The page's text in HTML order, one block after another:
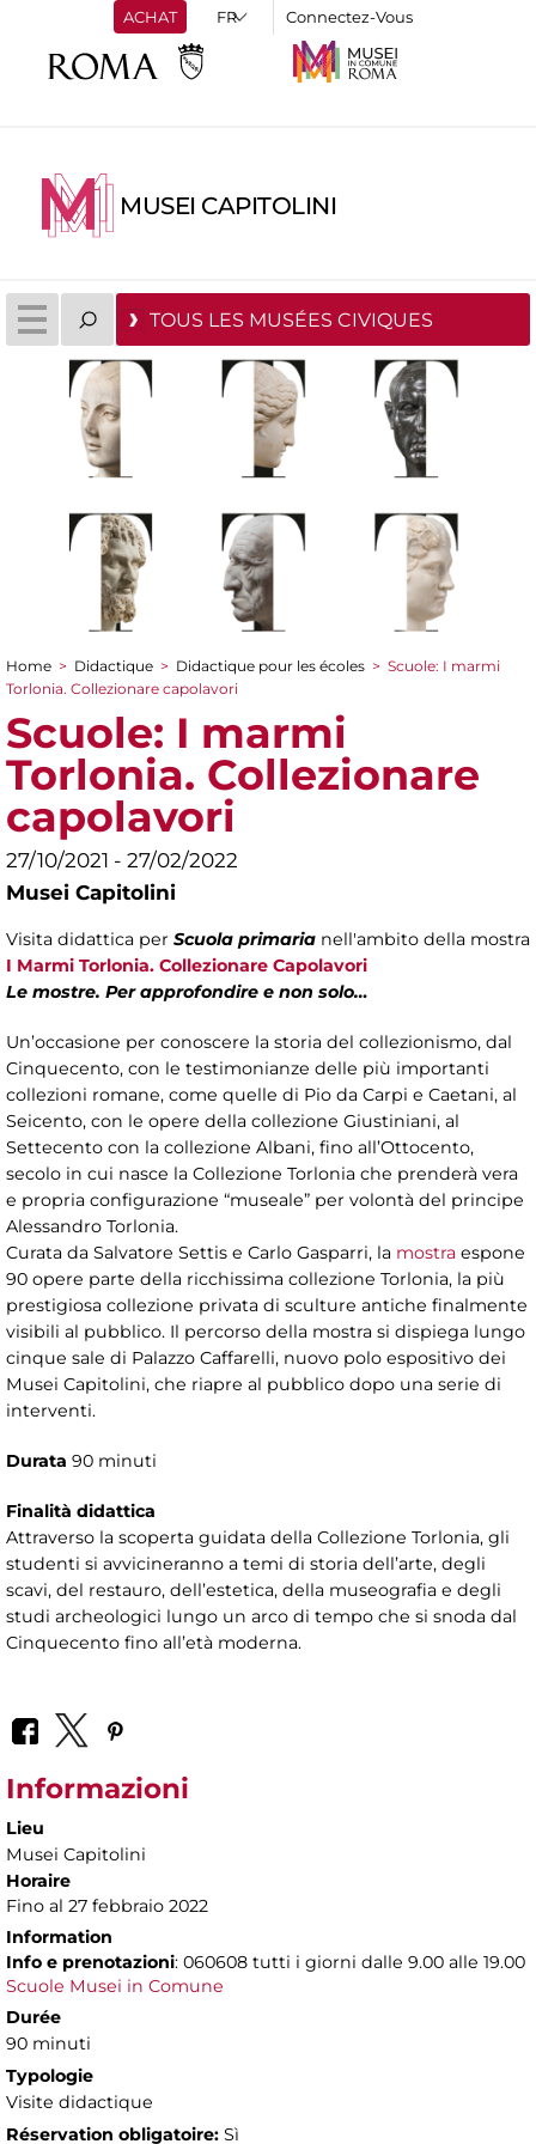
ACHAT Connectez-Vous
MUSEI CAPITOLINI
TOUS LES MUSÉES CIVIQUES
You are here
Home > Didactique > Didactique pour les écoles > Scuole: I marmi
Torlonia. Collezionare capolavori
Scuole: I marmi
Torlonia. Collezionare
capolavori
27/10/2021 - 27/02/2022
Musei Capitolini
Visita didattica per Scuola primaria nell'ambito della mostra
I Marmi Torlonia. Collezionare Capolavori
Le mostre. Per approfondire e non solo…
Un’occasione per conoscere la storia del collezionismo, dal
Cinquecento, con le testimonianze delle più importanti
collezioni romane, come quelle di Pio da Carpi e Caetani, al
Seicento, con le opere della collezione Giustiniani, al
Settecento con la collezione Albani, fino all’Ottocento,
secolo in cui nasce la Collezione Torlonia che prenderà vera
e propria configurazione “museale” per volontà del principe
Alessandro Torlonia.
Curata da Salvatore Settis e Carlo Gasparri, la mostra espone
90 opere parte della ricchissima collezione Torlonia, la più
prestigiosa collezione privata di sculture antiche finalmente
visibili al pubblico. Il percorso della mostra si dispiega lungo
cinque sale di Palazzo Caffarelli, nuovo polo espositivo dei
Musei Capitolini, che riapre al pubblico dopo una serie di
interventi.
Durata 90 minuti
Finalità didattica
Attraverso la scoperta guidata della Collezione Torlonia, gli
studenti si avvicineranno a temi di storia dell’arte, degli
scavi, del restauro, dell’estetica, della museografia e degli
studi archeologici lungo un arco di tempo che si snoda dal
Cinquecento fino all’età moderna.
Informazioni
Lieu
Musei Capitolini
Horaire
Fino al 27 febbraio 2022
Information
Info e prenotazioni: 060608 tutti i giorni dalle 9.00 alle 19.00
Scuole Musei in Comune
Durée
90 minuti
Typologie
Visite didactique
Réservation obligatoire: Sì